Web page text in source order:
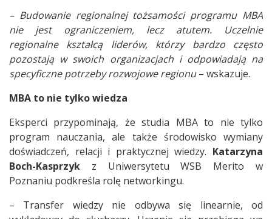
– Budowanie regionalnej tożsamości programu MBA
nie jest ograniczeniem, lecz atutem. Uczelnie
regionalne kształcą liderów, którzy bardzo często
pozostają w swoich organizacjach i odpowiadają na
specyficzne potrzeby rozwojowe regionu– wskazuje.
MBA to nie tylko wiedza
Eksperci przypominają, że studia MBA to nie tylko
program nauczania, ale także środowisko wymiany
doświadczeń, relacji i praktycznej wiedzy. Katarzyna
Boch-Kasprzyk z Uniwersytetu WSB Merito w
Poznaniu podkreśla rolę networkingu.
– Transfer wiedzy nie odbywa się linearnie, od